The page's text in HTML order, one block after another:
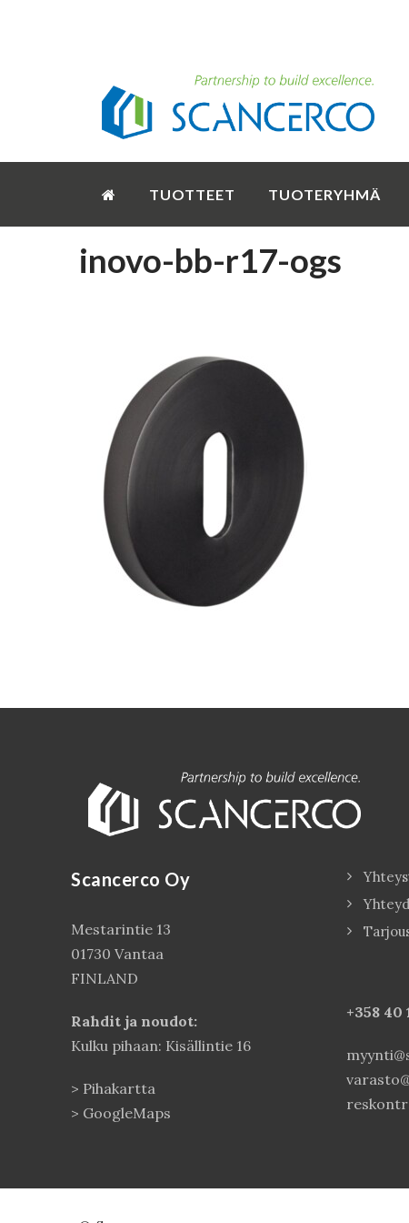
TUOTTEET TUOTERYHMÄ
inovo-bb-r17-ogs
Scancerco Oy
Mestarintie 13
01730 Vantaa
FINLAND
Rahdit ja noudot:
Kulku pihaan: Kisällintie 16
> Pihakartta
> GoogleMaps
+358 40